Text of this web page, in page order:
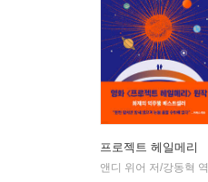
프로젝트 헤일메리
앤디 위어 저/강동혁 역